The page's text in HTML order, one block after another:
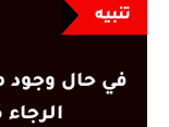
تنبيه
في حال وجود